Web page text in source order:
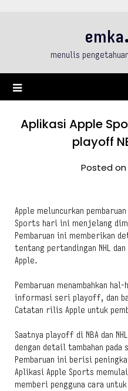
menulis
Aplikasi Apple
playoff
Posted on
Apple meluncurkan
Sports hari ini menjelang
Pembaruan ini memberikan
tentang pertandingan NHL
Apple.
Pembaruan menambahkan
informasi seri playoff, dan
Catatan rilis Apple untuk
Saatnya playoff di NBA dan
dengan detail tambahan
Pembaruan ini berisi
Aplikasi Apple Sports
memberi pengguna cara